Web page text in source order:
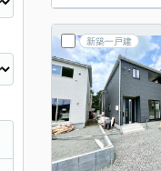
新築一戸建